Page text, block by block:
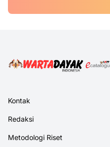
Kontak
Redaksi
Metodologi Riset